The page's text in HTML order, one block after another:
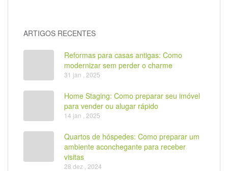
ARTIGOS RECENTES
Reformas para casas antigas: Como
modernizar sem perder o charme
31 jan , 2025
Home Staging: Como preparar seu imóvel
para vender ou alugar rápido
14 jan , 2025
Quartos de hóspedes: Como preparar um
ambiente aconchegante para receber
visitas
28 dez , 2024